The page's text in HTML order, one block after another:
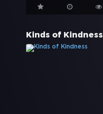
Kinds of Kindness